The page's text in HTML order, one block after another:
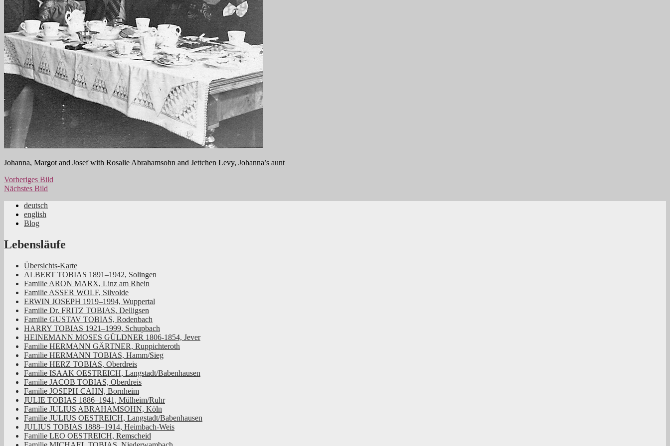
Johanna, Margot and Josef with Rosalie Abrahamsohn and Jettchen Levy, Johanna’s aunt
Vorheriges Bild
Nächstes Bild
Jüdische Familiengeschichte aus dem Rheinland
deutsch
english
Blog
Lebensläufe
Übersichts-Karte
ALBERT TOBIAS 1891–1942, Solingen
Familie ARON MARX, Linz am Rhein
Familie ASSER WOLF, Silvolde
ERWIN JOSEPH 1919–1994, Wuppertal
Familie Dr. FRITZ TOBIAS, Delligsen
Familie GUSTAV TOBIAS, Rodenbach
HARRY TOBIAS 1921–1999, Schupbach
HEINEMANN MOSES GÜLDNER 1806-1854, Jever
Familie HERMANN GÄRTNER, Ruppichteroth
Familie HERMANN TOBIAS, Hamm/Sieg
Familie HERZ TOBIAS, Oberdreis
Familie ISAAK OESTREICH, Langstadt/Babenhausen
Familie JACOB TOBIAS, Oberdreis
Familie JOSEPH CAHN, Bornheim
JULIE TOBIAS 1886–1941, Mülheim/Ruhr
Familie JULIUS ABRAHAMSOHN, Köln
Familie JULIUS OESTREICH, Langstadt/Babenhausen
JULIUS TOBIAS 1888–1914, Heimbach-Weis
Familie LEO OESTREICH, Remscheid